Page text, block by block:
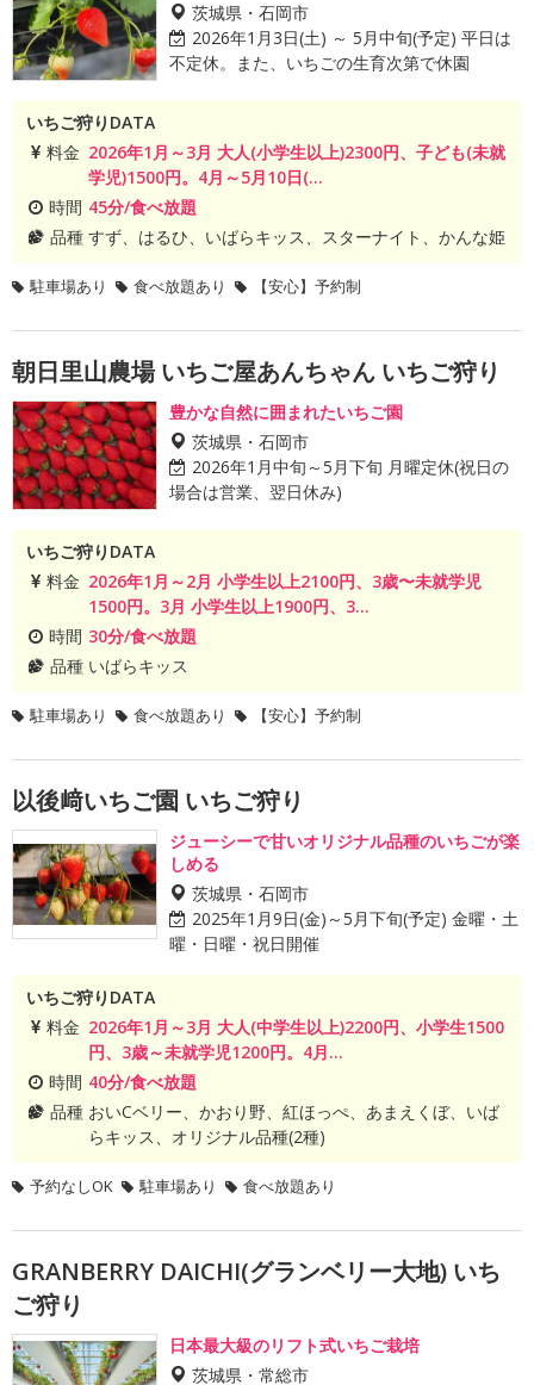
茨城県・石岡市
2026年1月3日(土) ～ 5月中旬(予定) 平日は
不定休。また、いちごの生育次第で休園
いちご狩りDATA
料金 2026年1月～3月 大人(小学生以上)2300円、子ども(未就
学児)1500円。4月～5月10日(...
時間 45分/食べ放題
品種 すず、はるひ、いばらキッス、スターナイト、かんな姫
駐車場あり 食べ放題あり 【安心】予約制
朝日里山農場 いちご屋あんちゃん いちご狩り
豊かな自然に囲まれたいちご園
茨城県・石岡市
2026年1月中旬～5月下旬 月曜定休(祝日の
場合は営業、翌日休み)
いちご狩りDATA
料金 2026年1月～2月 小学生以上2100円、3歳〜未就学児
1500円。3月 小学生以上1900円、3...
時間 30分/食べ放題
品種 いばらキッス
駐車場あり 食べ放題あり 【安心】予約制
以後﨑いちご園 いちご狩り
ジューシーで甘いオリジナル品種のいちごが楽
しめる
茨城県・石岡市
2025年1月9日(金)～5月下旬(予定) 金曜・土
曜・日曜・祝日開催
いちご狩りDATA
料金 2026年1月～3月 大人(中学生以上)2200円、小学生1500
円、3歳～未就学児1200円。4月...
時間 40分/食べ放題
品種 おいCベリー、かおり野、紅ほっぺ、あまえくぼ、いば
らキッス、オリジナル品種(2種)
予約なしOK 駐車場あり 食べ放題あり
GRANBERRY DAICHI(グランベリー大地) いち
ご狩り
日本最大級のリフト式いちご栽培
茨城県・常総市